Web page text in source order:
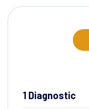
1 Diagnostic